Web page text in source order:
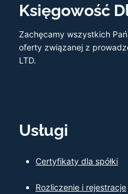
Księgowość
Zachęcamy wszystkich
oferty związanej z
LTD.
Usługi
Certyfikaty dla spółki
Rozliczenie i rejestracje